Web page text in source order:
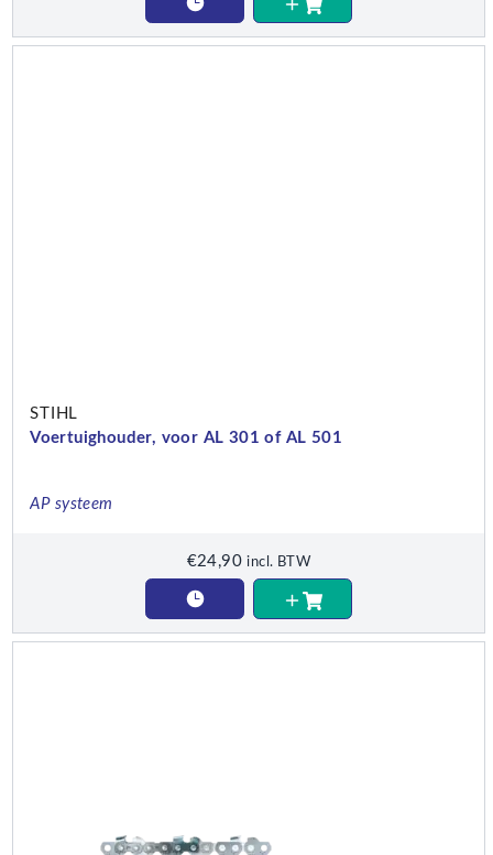
STIHL
Voertuighouder, voor AL 301 of AL 501
AP systeem
€24,90 incl. BTW